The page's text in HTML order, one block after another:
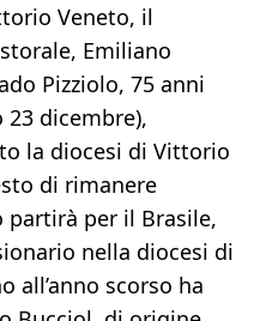
Veneto, il
Emiliano
Pizziolo, 75 anni
dicembre),
la diocesi di Vittorio
di rimanere
partirà per il Brasile,
nella diocesi di
all’anno scorso ha